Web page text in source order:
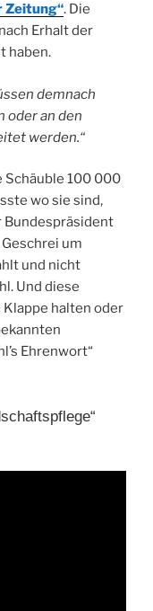
Zeitung“. Die
Erhalt der
haben.
demnach
oder an den
werden.“
Schäuble 100 000
wo sie sind,
Bundespräsident
um
und nicht
Und diese
halten oder
Ehrenwort“